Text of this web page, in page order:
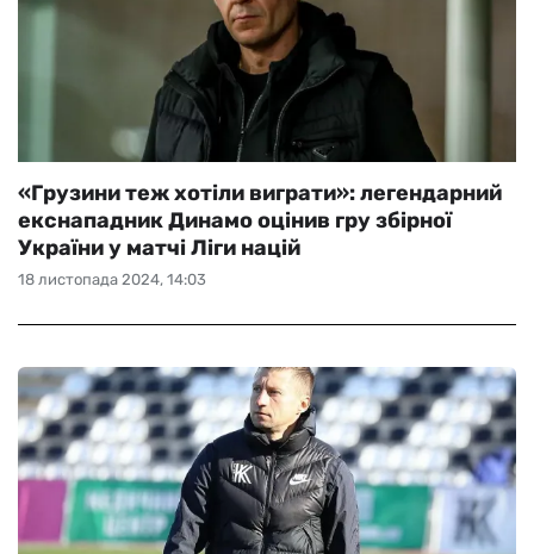
18 листопада 2024, 14:03
«Грузини теж хотіли виграти»: легендарний
екснападник Динамо оцінив гру збірної
України у матчі Ліги націй